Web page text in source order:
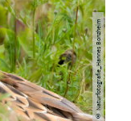
© Naturfotografie_Hannes Bonzheim